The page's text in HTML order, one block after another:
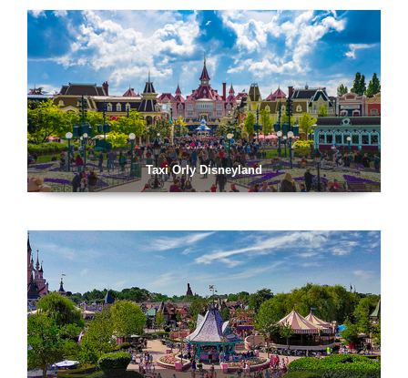
Taxi Orly Disneyland